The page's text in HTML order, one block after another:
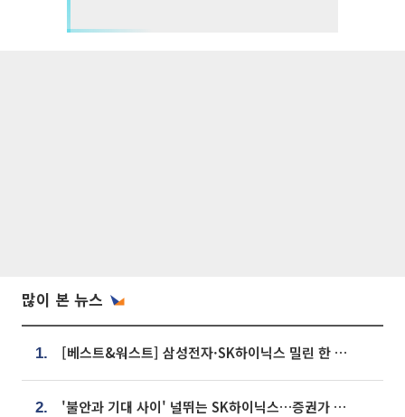
많이 본 뉴스
1. [베스트&워스트] 삼성전자·SK하이닉스 밀린 한 주…상상인증권은 85% 급등
2. '불안과 기대 사이' 널뛰는 SK하이닉스…증권가 "HBM4·LTA 기반 펀터멘털 견고"